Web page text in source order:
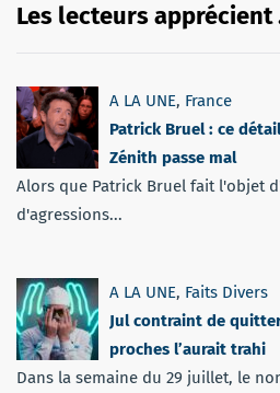
Les lecteurs apprécient
A LA UNE, France
Patrick Bruel : ce
Zénith passe mal
Alors que Patrick Bruel fait l'objet
d'agressions...
A LA UNE, Faits Divers
Jul contraint de
proches l’aurait trahi
Dans la semaine du 29 juillet, le